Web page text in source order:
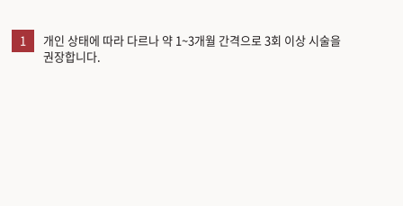
1
개인 상태에 따라 다르나 약 1~3개월 간격으로 3회 이상 시술을
권장합니다.